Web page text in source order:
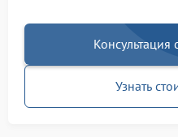
Консультация
Узнать